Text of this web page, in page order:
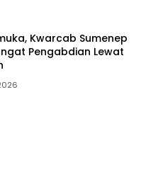
Kwarcab Sumenep
Pengabdian Lewat